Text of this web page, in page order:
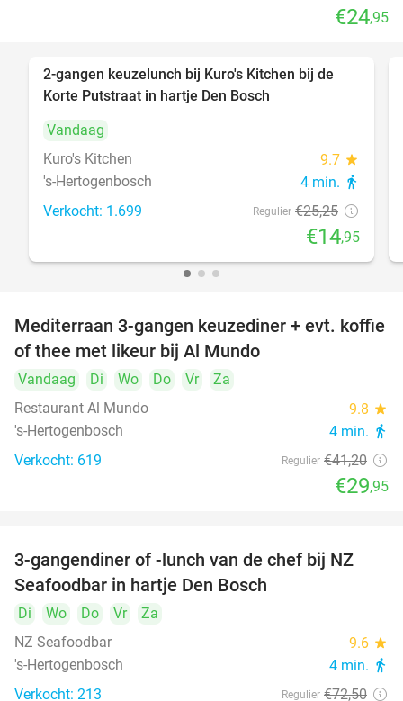
€24,95
2-gangen keuzelunch bij Kuro's Kitchen bij de
Korte Putstraat in hartje Den Bosch
Vandaag
Kuro's Kitchen
9.7 star
's-Hertogenbosch 4 min. directions_walk
Verkocht: 1.699 Regulier €25,25
€14,95
27%
Mediterraan 3-gangen keuzediner + evt. koffie
of thee met likeur bij Al Mundo
Vandaag Di Wo Do Vr
Za
Restaurant Al Mundo
9.8 star
's-Hertogenbosch 4 min. directions_walk
Verkocht: 619 Regulier €41,20
€29,95
46%
3-gangendiner of -lunch van de chef bij NZ
Seafoodbar in hartje Den Bosch
Di Wo Do Vr
Za
NZ Seafoodbar
9.6 star
's-Hertogenbosch 4 min. directions_walk
Verkocht: 213 Regulier €72,50